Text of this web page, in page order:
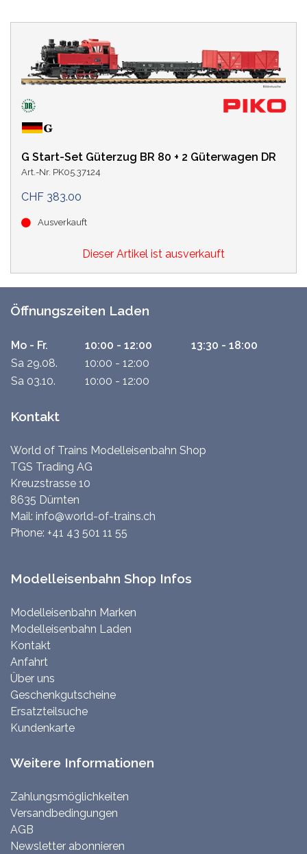
G Start-Set Güterzug BR 80 + 2 Güterwagen DR
Art.-Nr. PK05.37124
CHF 383.00
Ausverkauft
Dieser Artikel ist ausverkauft
Öffnungszeiten Laden
Mo - Fr. 10:00 - 12:00
13:30 - 18:00
Sa 29.08.
10:00 - 12:00
Sa 03.10.
10:00 - 12:00
Kontakt
World of Trains Modelleisenbahn Shop
TGS Trading AG
Kreuzstrasse 10
8635 Dürnten
Mail: info@world-of-trains.ch
Phone: +41 43 501 11 55
Modelleisenbahn Shop Infos
Modelleisenbahn Marken
Modelleisenbahn Laden
Kontakt
Anfahrt
Über uns
Geschenkgutscheine
Ersatzteilsuche
Kundenkarte
Weitere Informationen
Zahlungsmöglichkeiten
Versandbedingungen
AGB
Newsletter abonnieren